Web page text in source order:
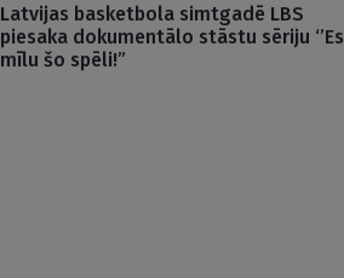
Latvijas basketbola simtgadē LBS
piesaka dokumentālo stāstu sēriju ‘’Es
mīlu šo spēli!”